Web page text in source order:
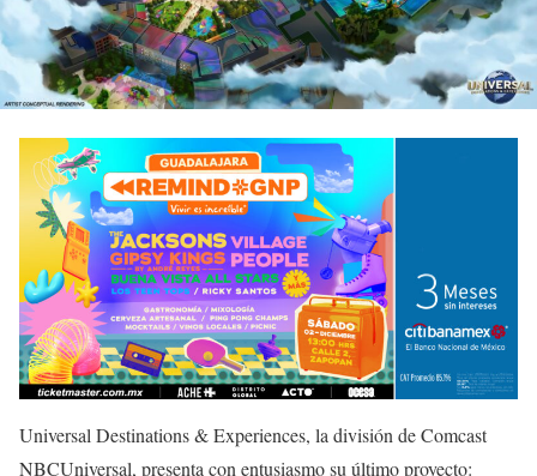
Universal Destinations & Experiences, la división de Comcast
NBCUniversal, presenta con entusiasmo su último proyecto: